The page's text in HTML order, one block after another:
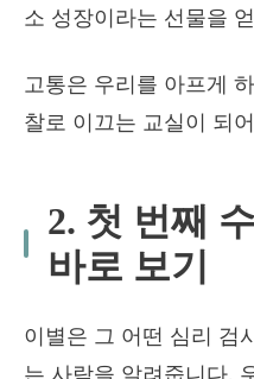
소 성장이라는 선물을
고통은 우리를 아프게
찰로 이끄는 교실이 되
2. 첫 번째
바로 보기
이별은 그 어떤 심리 검
는 사람을 알려줍니다.